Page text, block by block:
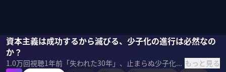
資本主義は成功するから滅びる、少子化の進行は必然なの
か？
1.0万回視聴1年前 「失われた30年」、止まらぬ少子化――課題山積の日本経済。80年前に少子化を予見し、イノベーションを説いた経済学者シュンペーターの理論に、再生のヒントはあるのか？ 「イノベーションの父」の本質を、評論家・中野剛志氏に聞いた。 ＜ゲスト＞ 中野剛志｜評論家 1971年神奈川県生まれ。東京大学教養学部卒業後、通商産業省（現・経済産業省）に入省。2000年エディンバラ大学大学院留学。同大学院より博士号を取得。専門は政治経済思想。 ＜目次＞ もっと見る
中野剛志磯貝初奈